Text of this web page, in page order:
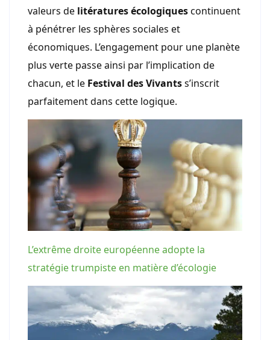
valeurs de litératures écologiquescontinuent
à pénétrer les sphères sociales et
économiques. L’engagement pour une planète
plus verte passe ainsi par l’implication de
chacun, et le Festival des Vivantss’inscrit
parfaitement dans cette logique.
L’extrême droite européenne adopte la
stratégie trumpiste en matière d’écologie